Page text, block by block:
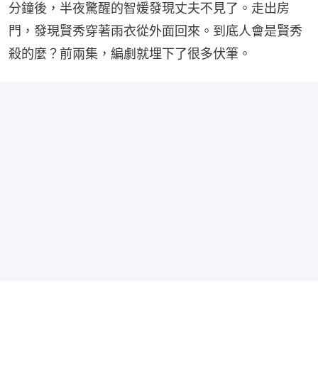
分鐘後，半夜驚醒的智媛發現丈夫不見了。走出房
門，發現賢秀穿著雨衣從外面回來。到底人會是賢秀
殺的麼？前兩集，編劇就埋下了很多伏筆。